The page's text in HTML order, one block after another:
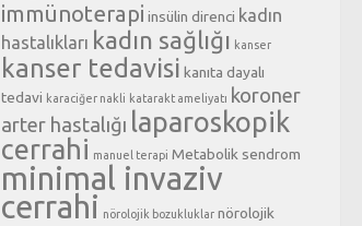
immünoterapi insülin direnci kadın
hastalıkları kadın sağlığı kanser
kanser tedavisi kanıta dayalı
tedavi karaciğer nakli katarakt ameliyatı koroner
arter hastalığı laparoskopik
cerrahi manuel terapi Metabolik sendrom
minimal invaziv
cerrahi nörolojik bozukluklar nörolojik